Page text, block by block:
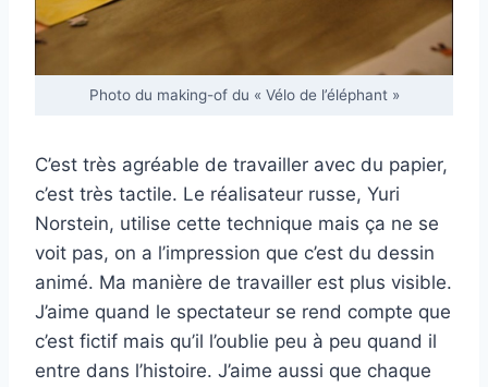
Photo du making-of du « Vélo de l’éléphant »
C’est très agréable de travailler avec du papier,
c’est très tactile. Le réalisateur russe, Yuri
Norstein, utilise cette technique mais ça ne se
voit pas, on a l’impression que c’est du dessin
animé. Ma manière de travailler est plus visible.
J’aime quand le spectateur se rend compte que
c’est fictif mais qu’il l’oublie peu à peu quand il
entre dans l’histoire. J’aime aussi que chaque